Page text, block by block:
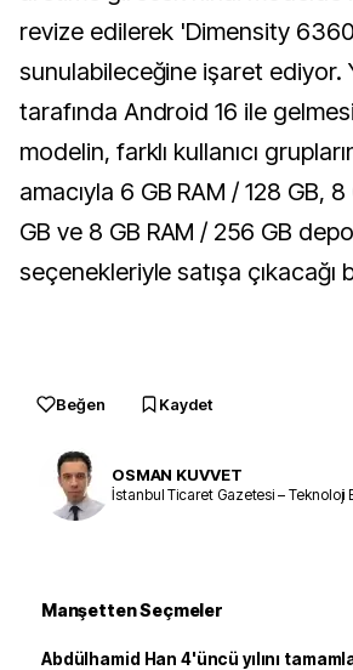
revize edilerek 'Dimensity
sunulabileceğine işaret ediyor.
tarafında Android 16 ile
modelin, farklı kullanıcı
amacıyla 6 GB RAM / 128 GB, 8
GB ve 8 GB RAM / 256 GB
seçenekleriyle satışa çıkacağı
Beğen Kaydet
OSMAN KUVVET
İstanbul Ticaret Gazetesi – Teknoloji
Manşetten Seçmeler
Abdülhamid Han 4'üncü yılını